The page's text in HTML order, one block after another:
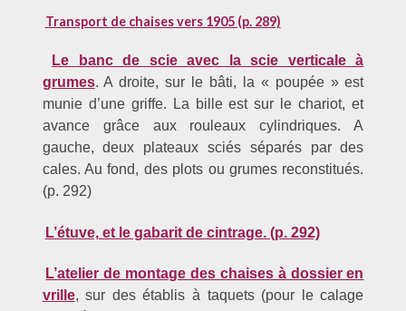
Transport de chaises vers 1905 (p. 289)
Le banc de scie avec la scie verticale à
grumes. A droite, sur le bâti, la « poupée » est
munie d’une griffe. La bille est sur le chariot, et
avance grâce aux rouleaux cylindriques. A
gauche, deux plateaux sciés séparés par des
cales. Au fond, des plots ou grumes reconstitués.
(p. 292)
L’étuve, et le gabarit de cintrage. (p. 292)
L’atelier de montage des chaises à dossier en
vrille, sur des établis à taquets (pour le calage